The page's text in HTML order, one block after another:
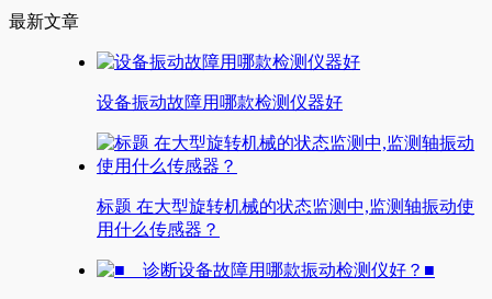
最新文章
设备振动故障用哪款检测仪器好
标题 在大型旋转机械的状态监测中,监测轴振动使
用什么传感器？